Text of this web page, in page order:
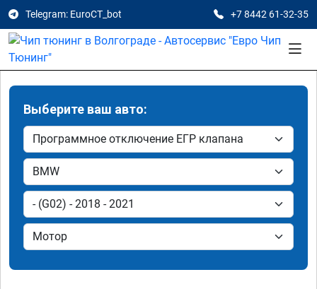
Telegram: EuroCT_bot +7 8442 61-32-35
Выберите ваш авто: